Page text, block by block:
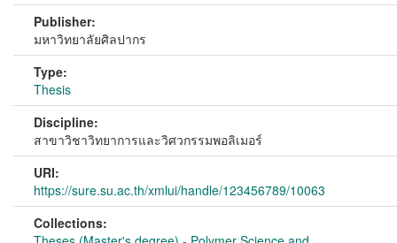
Publisher:
มหาวิทยาลัยศิลปากร
Type:
Thesis
Discipline:
สาขาวิชาวิทยาการและวิศวกรรมพอลิเมอร์
URI:
https://sure.su.ac.th/xmlui/handle/123456789/10063
Collections: